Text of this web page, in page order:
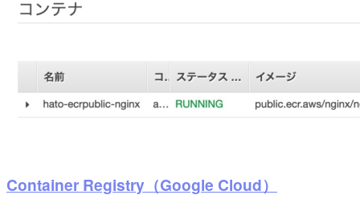
Container Registry（Google Cloud）